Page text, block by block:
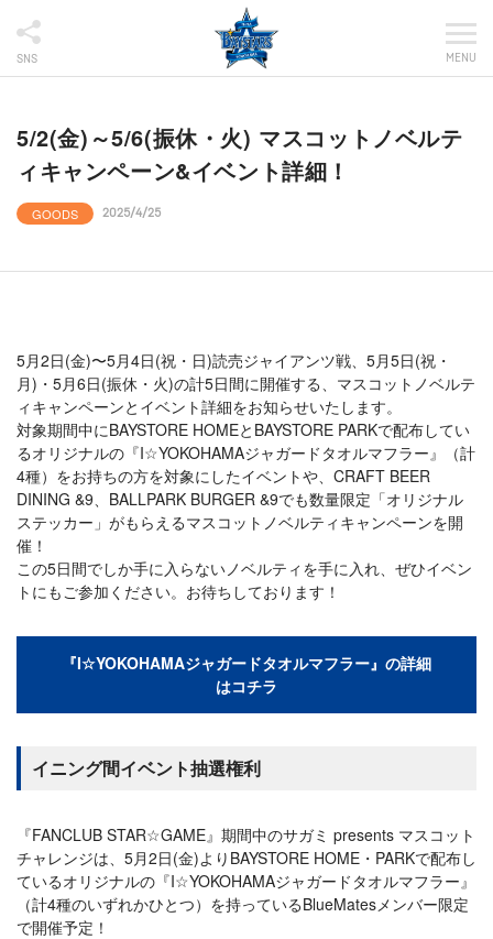
SNS MENU
5/2(金)～5/6(振休・火) マスコットノベルテ
ィキャンペーン&イベント詳細！
GOODS 2025/4/25
5月2日(金)〜5月4日(祝・日)読売ジャイアンツ戦、5月5日(祝・
月)・5月6日(振休・火)の計5日間に開催する、マスコットノベルテ
ィキャンペーンとイベント詳細をお知らせいたします。
対象期間中にBAYSTORE HOMEとBAYSTORE PARKで配布してい
るオリジナルの『I☆YOKOHAMAジャガードタオルマフラー』（計
4種）をお持ちの方を対象にしたイベントや、CRAFT BEER
DINING &9、BALLPARK BURGER &9でも数量限定「オリジナル
ステッカー」がもらえるマスコットノベルティキャンペーンを開
催！
この5日間でしか手に入らないノベルティを手に入れ、ぜひイベン
トにもご参加ください。お待ちしております！
『I☆YOKOHAMAジャガードタオルマフラー』の詳細
はコチラ
イニング間イベント抽選権利
『FANCLUB STAR☆GAME』期間中のサガミ presents マスコット
チャレンジは、5月2日(金)よりBAYSTORE HOME・PARKで配布し
ているオリジナルの『I☆YOKOHAMAジャガードタオルマフラー』
（計4種のいずれかひとつ）を持っているBlueMatesメンバー限定
で開催予定！